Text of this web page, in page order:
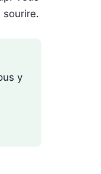
sourire.
y